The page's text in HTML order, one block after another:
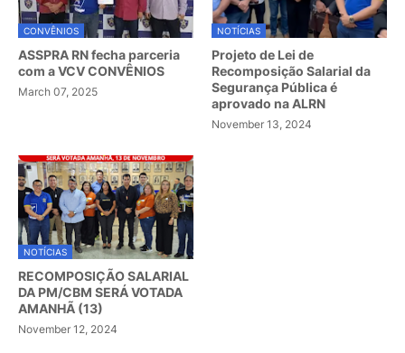
CONVÊNIOS
ASSPRA RN fecha parceria
com a VCV CONVÊNIOS
March 07, 2025
NOTÍCIAS
Projeto de Lei de
Recomposição Salarial da
Segurança Pública é
aprovado na ALRN
November 13, 2024
NOTÍCIAS
RECOMPOSIÇÃO SALARIAL
DA PM/CBM SERÁ VOTADA
AMANHÃ (13)
November 12, 2024